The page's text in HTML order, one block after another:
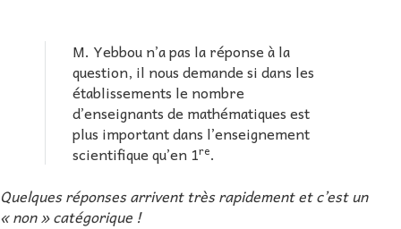
M. Yebbou n’a pas la réponse à la
question, il nous demande si dans les
établissements le nombre
d’enseignants de mathématiques est
plus important dans l’enseignement
scientifique qu’en 1re.
Quelques réponses arrivent très rapidement et c’est un
« non » catégorique !